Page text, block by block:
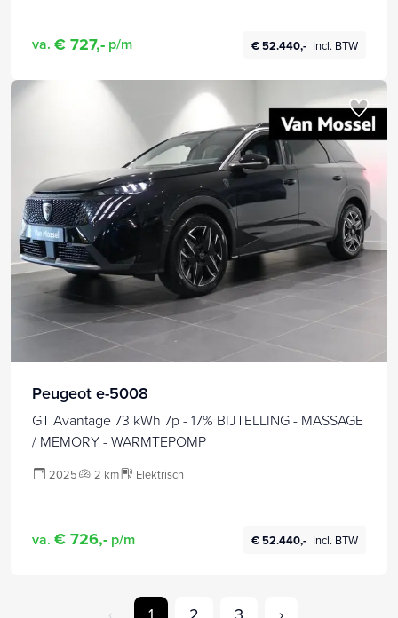
va. € 727,- p/m € 52.440,- Incl. BTW
Peugeot e-5008
GT Avantage 73 kWh 7p - 17% BIJTELLING - MASSAGE
/ MEMORY - WARMTEPOMP
2025 2 km Elektrisch
va. € 726,- p/m € 52.440,- Incl. BTW